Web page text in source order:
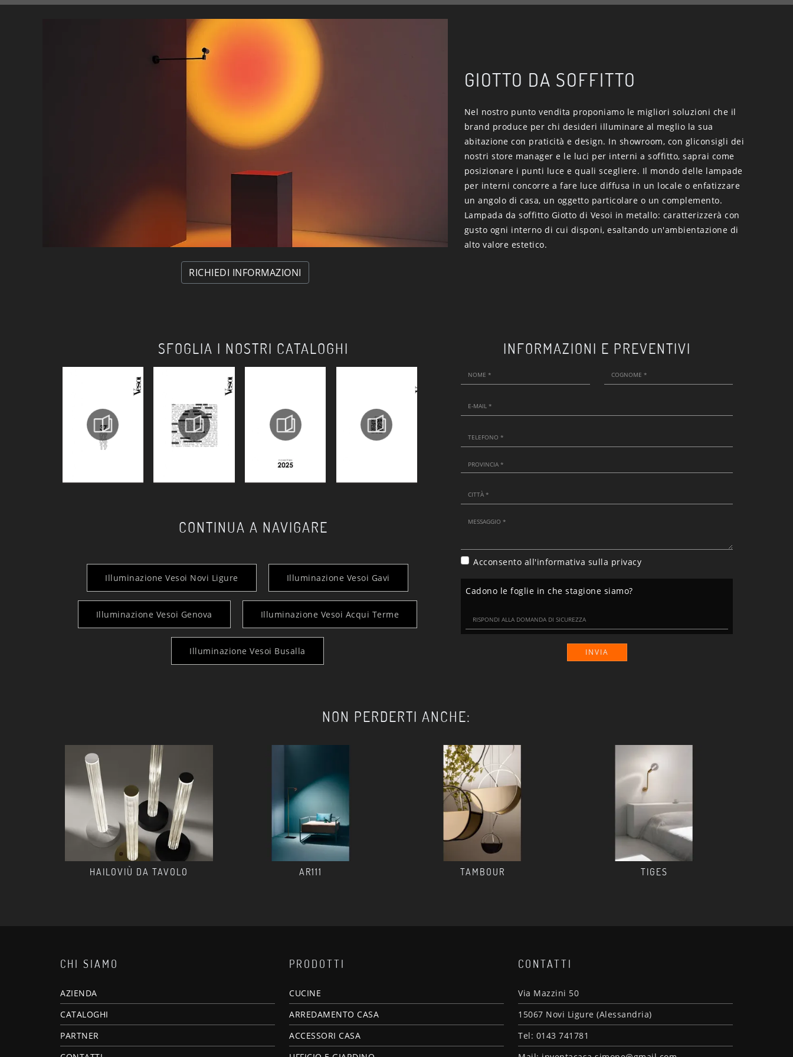
RICHIEDI INFORMAZIONI
GIOTTO DA SOFFITTO
Nel nostro punto vendita proponiamo le migliori soluzioni che il
brand produce per chi desideri illuminare al meglio la sua
abitazione con praticità e design. In showroom, con gliconsigli dei
nostri store manager e le luci per interni a soffitto, saprai come
posizionare i punti luce e quali scegliere. Il mondo delle lampade
per interni concorre a fare luce diffusa in un locale o enfatizzare
un angolo di casa, un oggetto particolare o un complemento.
Lampada da soffitto Giotto di Vesoi in metallo: caratterizzerà con
gusto ogni interno di cui disponi, esaltando un'ambientazione di
alto valore estetico.
SFOGLIA I NOSTRI CATALOGHI
CONTINUA A NAVIGARE
Illuminazione Vesoi Novi Ligure Illuminazione Vesoi Gavi
Illuminazione Vesoi Genova Illuminazione Vesoi Acqui Terme
Illuminazione Vesoi Busalla
INFORMAZIONI E PREVENTIVI
Acconsento all'informativa sulla privacy
Cadono le foglie in che stagione siamo?
INVIA
NON PERDERTI ANCHE:
HAILOVIÙ DA TAVOLO AR111 TAMBOUR TIGES
CHI SIAMO
AZIENDA
CATALOGHI
PARTNER
PRODOTTI
CUCINE
ARREDAMENTO CASA
ACCESSORI CASA
CONTATTI
Via Mazzini 50
15067 Novi Ligure (Alessandria)
Tel: 0143 741781